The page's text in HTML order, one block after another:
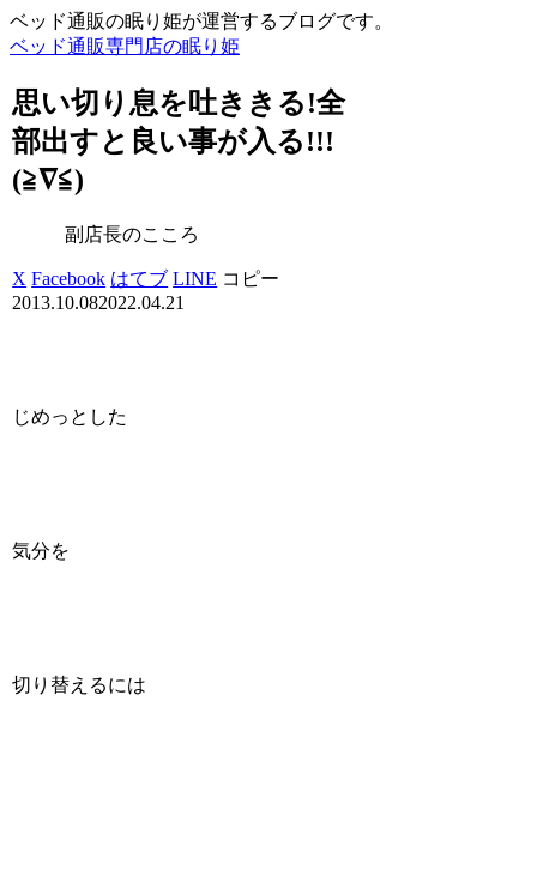
ベッド通販の眠り姫が運営するブログです。
ベッド通販専門店の眠り姫
思い切り息を吐ききる!全
部出すと良い事が入る!!!
(≧∇≦)
副店長のこころ
X Facebook はてブ LINE コピー
2013.10.082022.04.21
じめっとした
気分を
切り替えるには